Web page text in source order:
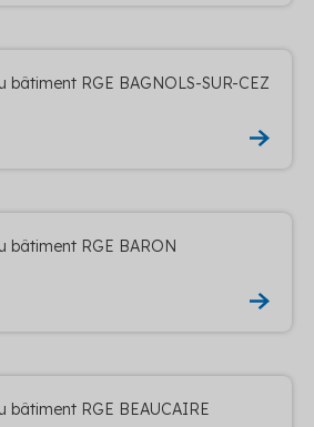
bâtiment RGE BAGNOLS-SUR-CEZ
bâtiment RGE BARON
bâtiment RGE BEAUCAIRE